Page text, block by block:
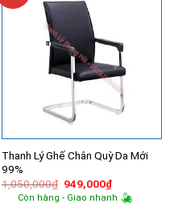
Thanh Lý Ghế Chân Quỳ Da Mới
99%
1,050,000₫ Giá
gốc
là:
949,000₫Giá
hiện
tại
Còn hàng - Giao nhanh